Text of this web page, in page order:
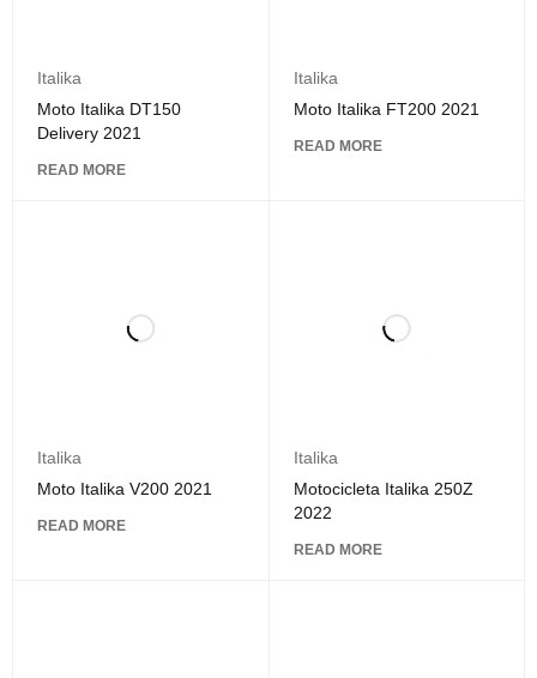
Italika
Moto Italika DT150
Delivery 2021
READ MORE
Italika
Moto Italika FT200 2021
READ MORE
Italika
Moto Italika V200 2021
READ MORE
Italika
Motocicleta Italika 250Z
2022
READ MORE